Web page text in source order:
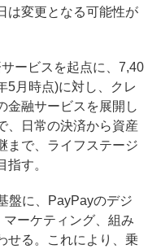
は変更となる可能性が
ービスを起点に、7,40
5月時点)に対し、クレ
金融サービスを展開し
、日常の決済から資産
まで、ライフステージ
す。
盤に、PayPayのデジ
ーケティング、組み
せる。これにより、乗